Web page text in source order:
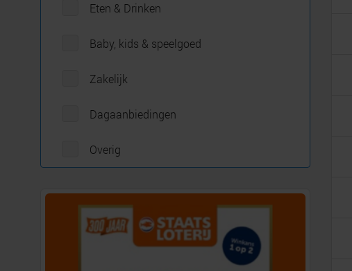
Eten & Drinken
Baby, kids & speelgoed
Zakelijk
Dagaanbiedingen
Overig